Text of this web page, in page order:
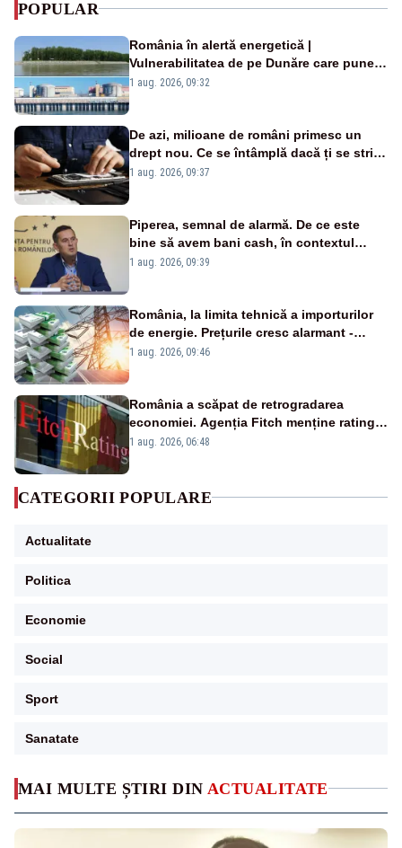
MAI MULTE ȘTIRI DIN ACTUALITATE
POPULAR
România în alertă energetică |
Vulnerabilitatea de pe Dunăre care pune
în pericol Centrala Cernavodă era
1 aug. 2026, 09:32
De azi, milioane de români primesc un
drept nou. Ce se întâmplă dacă ți se strică
un produs
1 aug. 2026, 09:37
Piperea, semnal de alarmă. De ce este
bine să avem bani cash, în contextul
alertei energetice?
1 aug. 2026, 09:39
România, la limita tehnică a importurilor
de energie. Prețurile cresc alarmant -
Analiză Realitatea Plus
1 aug. 2026, 09:46
România a scăpat de retrogradarea
economiei. Agenția Fitch menține ratingul
„BBB-” cu perspectivă negativă
1 aug. 2026, 06:48
CATEGORII POPULARE
Actualitate
Politica
Economie
Social
Sport
Sanatate